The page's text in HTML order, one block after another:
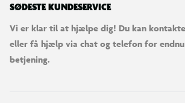
SØDESTE KUNDESERVICE
Vi er klar til at hjælpe dig! Du kan
eller få hjælp via chat og telefon for
betjening.